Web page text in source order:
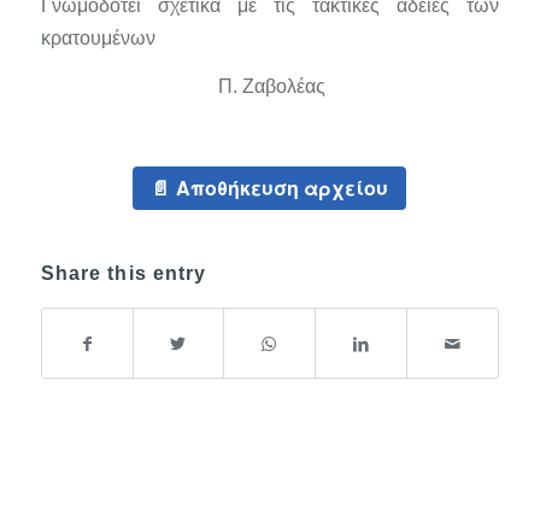
Γνωμοδοτεί σχετικά με τις τακτικές άδειες των
κρατουμένων
Π. Ζαβολέας
Αποθήκευση αρχείου
Share this entry